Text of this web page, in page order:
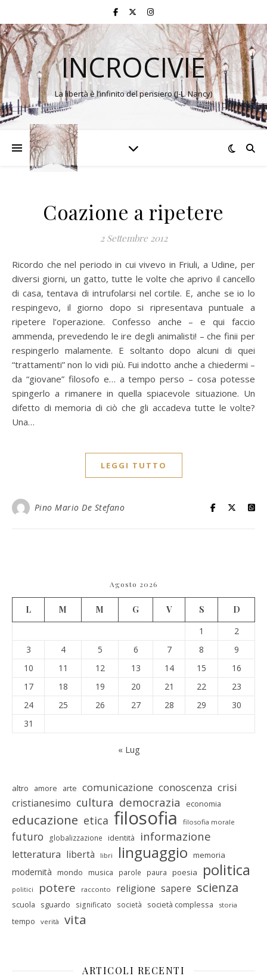
INCROCIVIE
La libertà è l’infinito del pensiero (J-L. Nancy)
Coazione a ripetere
2 Settembre 2012
Ricordo che nel periodo in cui vivevo in Friuli, a Udine, per
diversi giorni, un gatto, tutte le volte che aprivo il cancello
di casa, tentava di intrufolarsi nel cortile. E, anche se io lo
respingevo, il giorno dopo si ripresentava puntuale a
ripetere l’operazione. Confesso anche – e qui faccio
ammenda, prevedendo le ire degli animalisti! – che finii per
respingerlo malamente. E soltanto dopo alcuni di quei
“trattamenti” non lo vidi più. Fui indotto anche a chiedermi –
da “giovane” filosofo e… a tempo perso – cosa potesse
spingerlo a rimanere in quella spiacevole situazione. Un
difetto di memoria di ciò che gli accadeva tutte le volte?
Una…
LEGGI TUTTO
Pino Mario De Stefano
Agosto 2026
L M M G V S
D
1
2
3
4 5 6 7 8
9
10
11 12 13 14 15
16
17
18 19 20 21 22
23
24
25 26 27 28 29
30
31
« Lug
altro amore arte comunicazione conoscenza crisi
cristianesimo cultura democrazia economia
educazione etica filosofia filosofia morale
futuro globalizzazione identità informazione
letteratura libertà libri linguaggio memoria
modernità mondo musica parole paura poesia politica
politici potere racconto religione sapere scienza
scuola sguardo significato società società complessa storia
tempo verità vita
ARTICOLI RECENTI